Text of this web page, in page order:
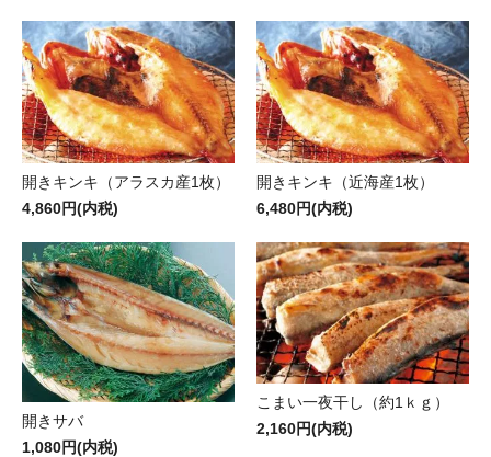
開きキンキ（アラスカ産1枚）
4,860円(内税)
開きキンキ（近海産1枚）
6,480円(内税)
開きサバ
1,080円(内税)
こまい一夜干し（約1ｋｇ）
2,160円(内税)